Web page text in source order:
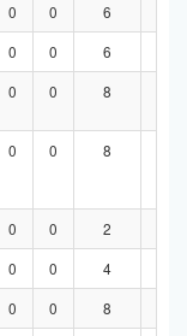
0 0 6
0 0 6
0 0 8
0 0 8
0 0 2
0 0 4
0 0 8